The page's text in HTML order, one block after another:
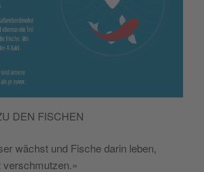
DEN FISCHEN
wächst und Fische darin leben,